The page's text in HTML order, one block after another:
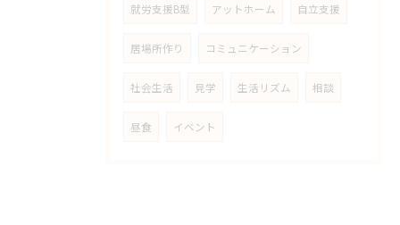
就労支援B型 アットホーム 自立支援
居場所作り コミュニケーション
社会生活 見学 生活リズム 相談
昼食 イベント